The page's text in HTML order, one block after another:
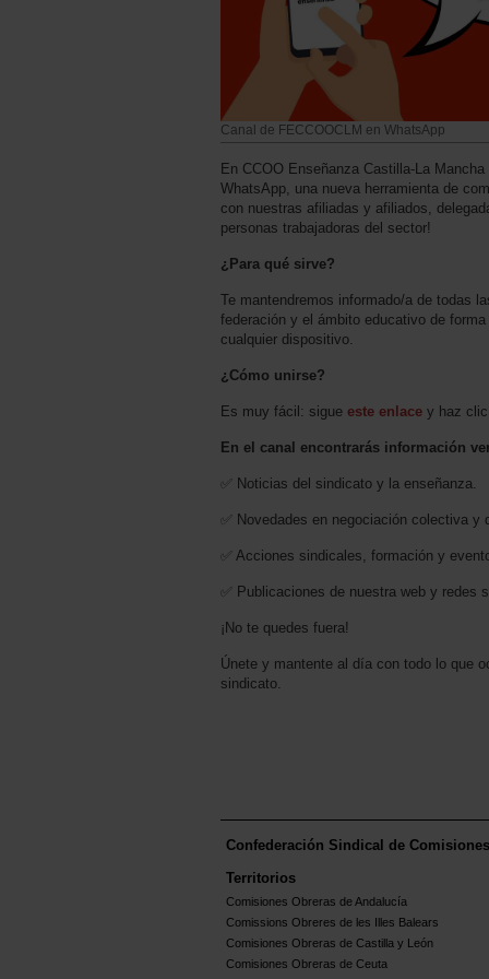
Canal de FECCOOCLM en WhatsApp
En CCOO Enseñanza Castilla-La
WhatsApp, una nueva herramienta de
con nuestras afiliadas y afiliados,
personas trabajadoras del sector!
¿Para qué sirve?
Te mantendremos informado/a de todas
federación y el ámbito educativo de
cualquier dispositivo.
¿Cómo unirse?
Es muy fácil: sigue este enlace y haz clic
En el canal encontrarás información
✅ Noticias del sindicato y la enseñanza.
✅ Novedades en negociación colectiva y
✅ Acciones sindicales, formación y
✅ Publicaciones de nuestra web y redes
¡No te quedes fuera!
Únete y mantente al día con todo lo que
sindicato.
Confederación Sindical de
Territorios
Comisiones Obreras de Andalucía
Comissions Obreres de les Illes Balears
Comisiones Obreras de Castilla y León
Comisiones Obreras de Ceuta